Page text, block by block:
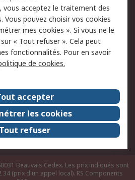
Politique anti-
corruption
Evénements
Plc
Presse
Démarche RSE
RS Particuliers
Beauvais Cedex. Les prix indiqués sont
34 (prix d'un appel local). RS Components
vous acceptez le traitement des
Vous pouvez choisir vos cookies
mes cookies ». Si vous ne le
« Tout refuser ». Cela peut
fonctionnalités. Pour en savoir
de cookies.
accepter
les cookies
Tout refuser